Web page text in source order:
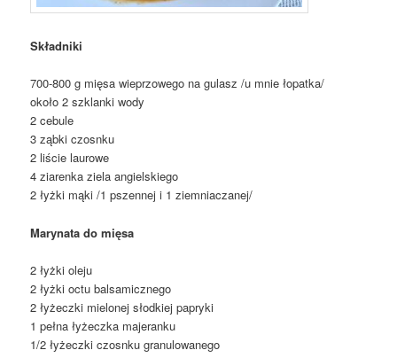
Składniki
700-800 g mięsa wieprzowego na gulasz /u mnie łopatka/
około 2 szklanki wody
2 cebule
3 ząbki czosnku
2 liście laurowe
4 ziarenka ziela angielskiego
2 łyżki mąki /1 pszennej i 1 ziemniaczanej/
Marynata do mięsa
2 łyżki oleju
2 łyżki octu balsamicznego
2 łyżeczki mielonej słodkiej papryki
1 pełna łyżeczka majeranku
1/2 łyżeczki czosnku granulowanego